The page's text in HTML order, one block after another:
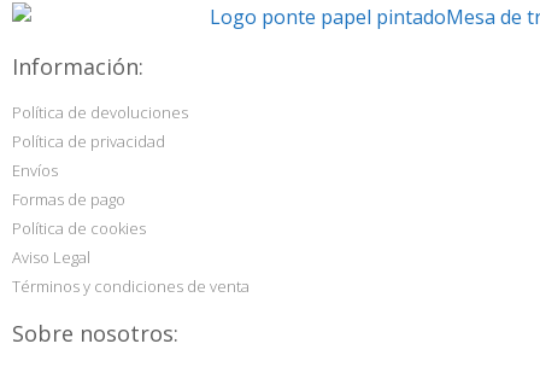
Información:
Política de devoluciones
Política de privacidad
Envíos
Formas de pago
Política de cookies
Aviso Legal
Términos y condiciones de venta
Sobre nosotros: